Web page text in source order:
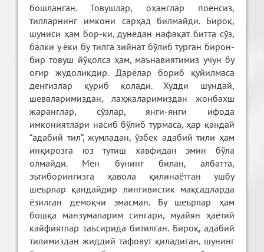
бошланган. Товушлар, оҳанглар поёнсиз,
тилларнинг имкони сарҳад билмайди. Бироқ,
шуниси ҳам бор-ки, дунёдан нафақат битта сўз,
балки у ёки бу тилга зийнат бўлиб турган бирон-
бир товуш йўқолса ҳам, маънавиятимиз учун бу
оғир жудоликдир. Дарёлар бориб қуйилмаса
денгизлар қуриб қолади. Худди шундай,
шеваларимиздан, лаҳжаларимиздан жонбахш
жаранглар, сўзлар, янги-янги ифода
имкониятлари насиб бўлиб турмаса, ҳар қандай
“адабий тил”, жумладан, ўзбек адабий тили ҳам
инқирозга юз тутиш хавфидан эмин бўла
олмайди. Мен бунинг билан, албатта,
эътиборингизга ҳавола қилинаётган ушбу
шеърлар қандайдир лингивистик мақсадларда
ёзилган демоқчи эмасман. Бу шеърлар ҳам
бошқа манзумаларим сингари, муайян ҳаётий
кайфиятлар таъсирида битилган. Бироқ, адабий
тилимиздан жиддий тафовут қиладиган, шунинг